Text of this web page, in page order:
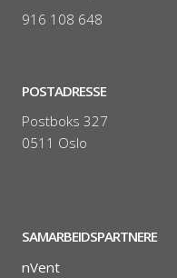
916 108 648
POSTADRESSE
Postboks 327
0511 Oslo
SAMARBEIDSPARTNERE
nVent